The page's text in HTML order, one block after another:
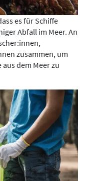
es für Schiffe
Abfall im Meer. An
zusammen, um
dem Meer zu